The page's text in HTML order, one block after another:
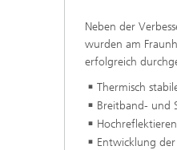
Neben der
wurden am
erfolgreich
Thermisch
Breitband- und
Entwicklung